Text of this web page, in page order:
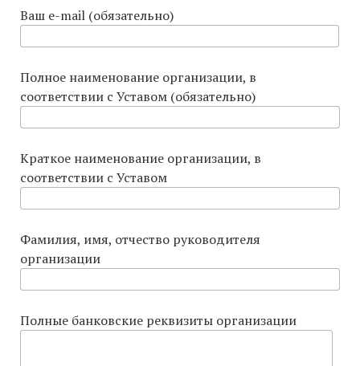
Ваш e-mail (обязательно)
Полное наименование организации, в
соответствии с Уставом (обязательно)
Краткое наименование организации, в
соответствии с Уставом
Фамилия, имя, отчество руководителя
организации
Полные банковские реквизиты организации